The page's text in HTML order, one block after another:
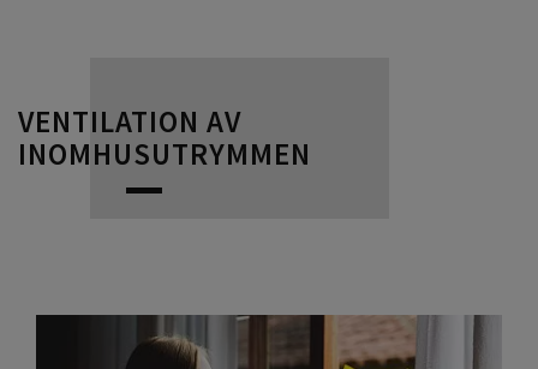
VENTILATION AV
INOMHUSUTRYMMEN